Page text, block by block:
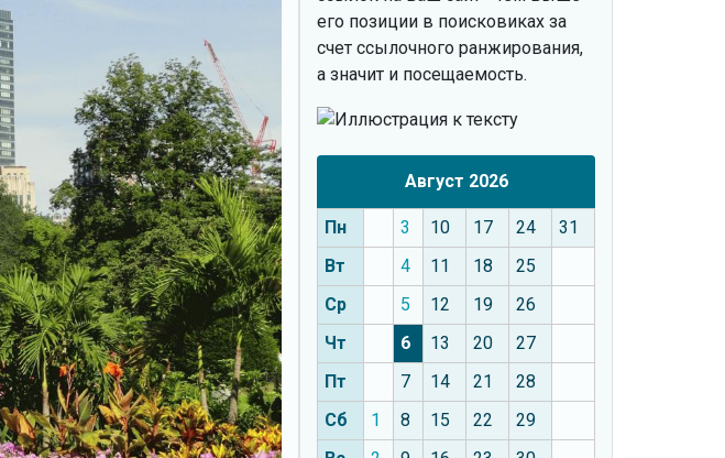
его позиции в поисковиках за
счет ссылочного ранжирования,
а значит и посещаемость.
Август 2026
Пн 3 10 17 24
31
Вт
4 11 18
25
Ср
5 12 19
26
Чт
6 13 20
27
Пт
7 14 21
28
Сб
1 8 15 22
29